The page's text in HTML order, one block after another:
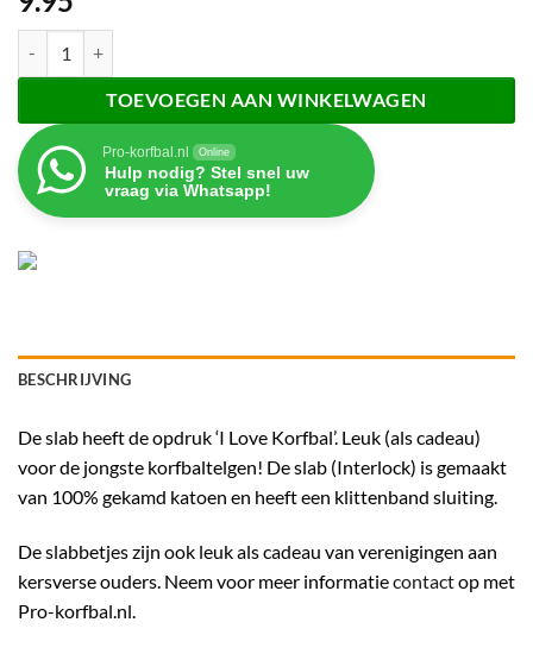
TOEVOEGEN AAN WINKELWAGEN
Pro-korfbal.nl Online
Hulp nodig? Stel snel uw
vraag via Whatsapp!
BESCHRIJVING
De slab heeft de opdruk ‘I Love Korfbal’. Leuk (als cadeau)
voor de jongste korfbaltelgen! De slab (Interlock) is gemaakt
van 100% gekamd katoen en heeft een klittenband sluiting.
De slabbetjes zijn ook leuk als cadeau van verenigingen aan
kersverse ouders. Neem voor meer informatiecontactop met
Pro-korfbal.nl.